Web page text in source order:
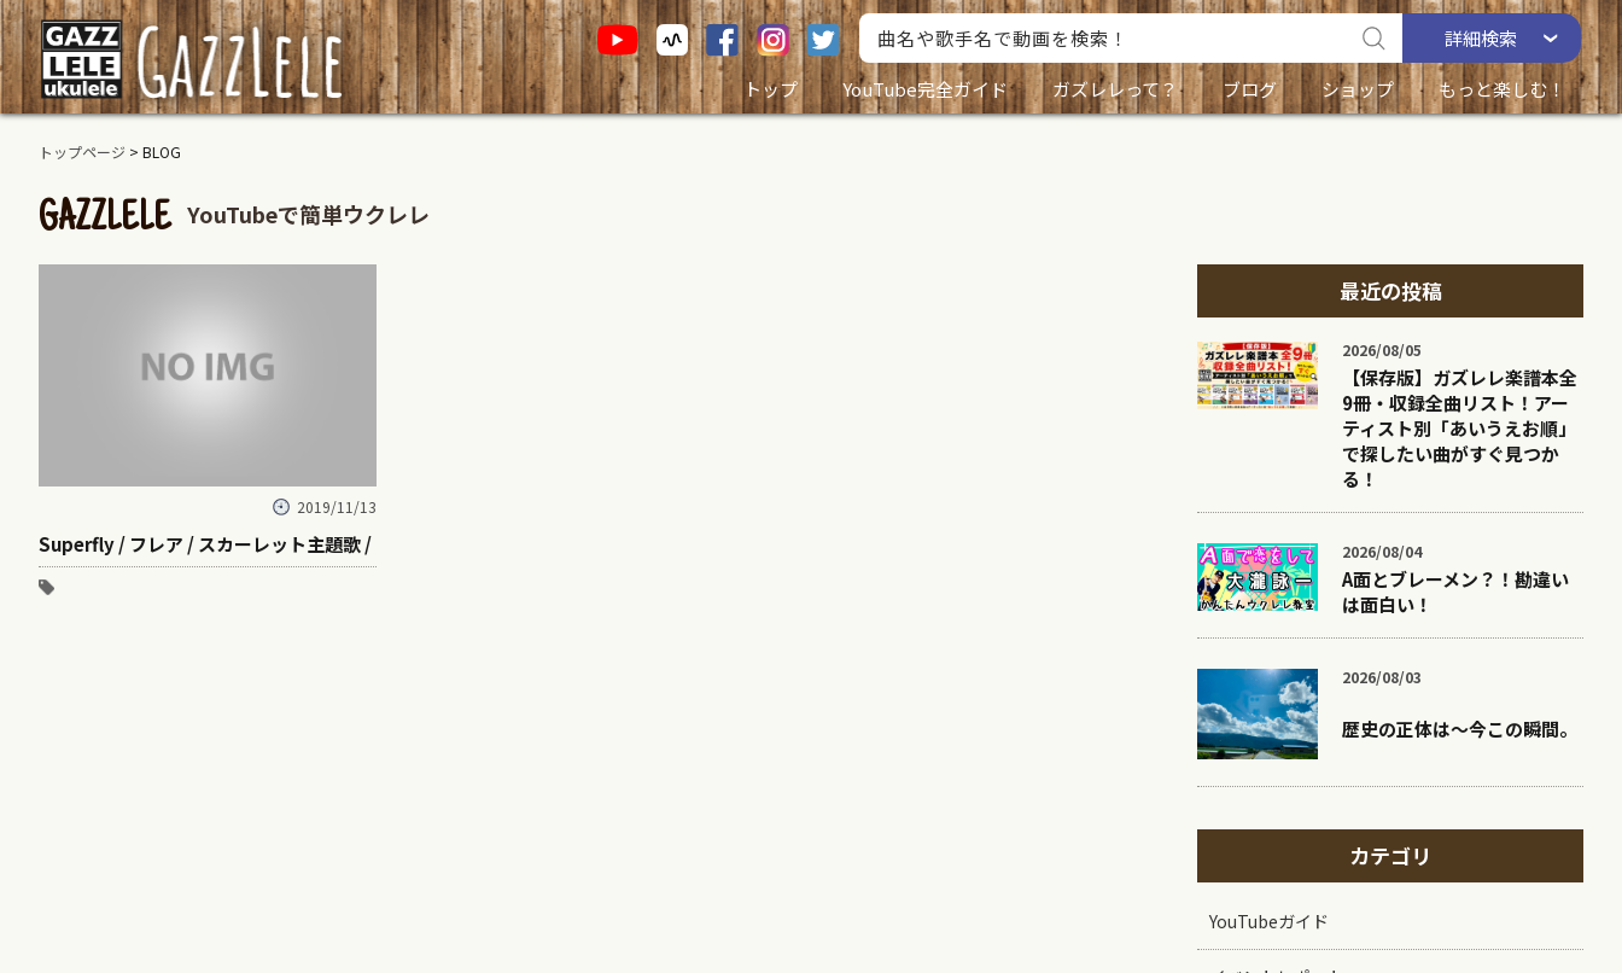
詳細検索
トップ
YouTube完全ガイド ガズレレって？ ブログ ショップ もっと楽しむ！
トップページ > BLOG
GAZZLELE YouTubeで簡単ウクレレ
2019/11/13
Superfly / フレア / スカーレット主題歌 /
最近の投稿
2026/08/05
【保存版】ガズレレ楽譜本全
9冊・収録全曲リスト！アー
ティスト別「あいうえお順」
で探したい曲がすぐ見つか
る！
2026/08/04
A面とブレーメン？！勘違い
は面白い！
2026/08/03
歴史の正体は〜今この瞬間。
カテゴリ
YouTubeガイド